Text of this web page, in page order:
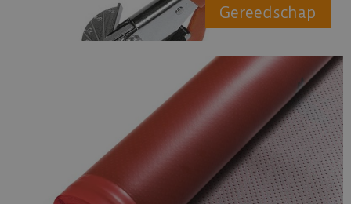
Gereedschap